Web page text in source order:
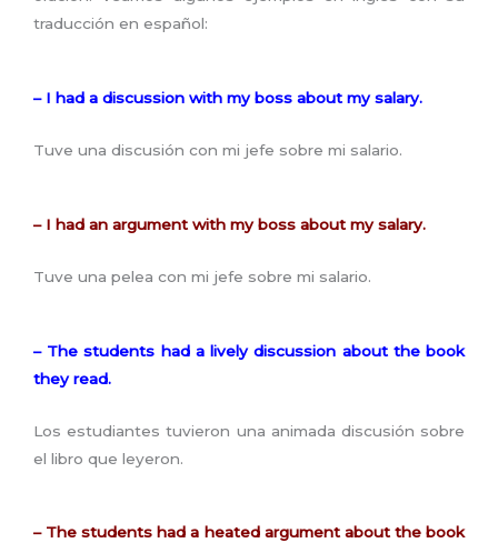
traducción en español:
– I had a discussion with my boss about my salary.
Tuve una discusión con mi jefe sobre mi salario.
– I had an argument with my boss about my salary.
Tuve una pelea con mi jefe sobre mi salario.
– The students had a lively discussion about the book
they read.
Los estudiantes tuvieron una animada discusión sobre
el libro que leyeron.
– The students had a heated argument about the book